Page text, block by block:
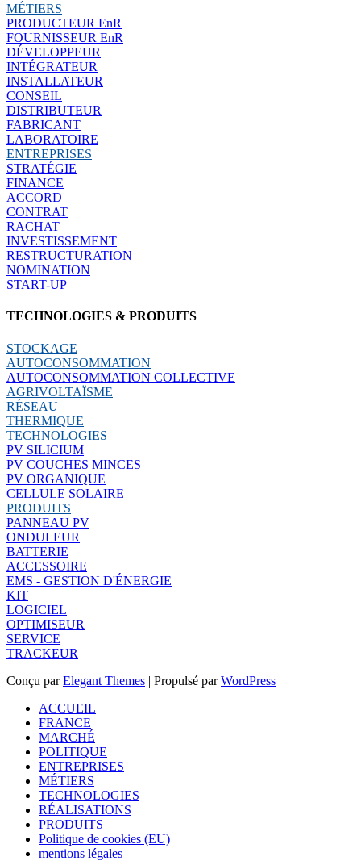
MÉTIERS
PRODUCTEUR EnR
FOURNISSEUR EnR
DÉVELOPPEUR
INTÉGRATEUR
INSTALLATEUR
CONSEIL
DISTRIBUTEUR
FABRICANT
LABORATOIRE
ENTREPRISES
STRATÉGIE
FINANCE
ACCORD
CONTRAT
RACHAT
INVESTISSEMENT
RESTRUCTURATION
NOMINATION
START-UP
TECHNOLOGIES & PRODUITS
STOCKAGE
AUTOCONSOMMATION
AUTOCONSOMMATION COLLECTIVE
AGRIVOLTAÏSME
RÉSEAU
THERMIQUE
TECHNOLOGIES
PV SILICIUM
PV COUCHES MINCES
PV ORGANIQUE
CELLULE SOLAIRE
PRODUITS
PANNEAU PV
ONDULEUR
BATTERIE
ACCESSOIRE
EMS - GESTION D'ÉNERGIE
KIT
LOGICIEL
OPTIMISEUR
SERVICE
TRACKEUR
Conçu parElegant Themes | Propulsé parWordPress
ACCUEIL
FRANCE
MARCHÉ
POLITIQUE
ENTREPRISES
MÉTIERS
TECHNOLOGIES
RÉALISATIONS
PRODUITS
Politique de cookies (EU)
mentions légales